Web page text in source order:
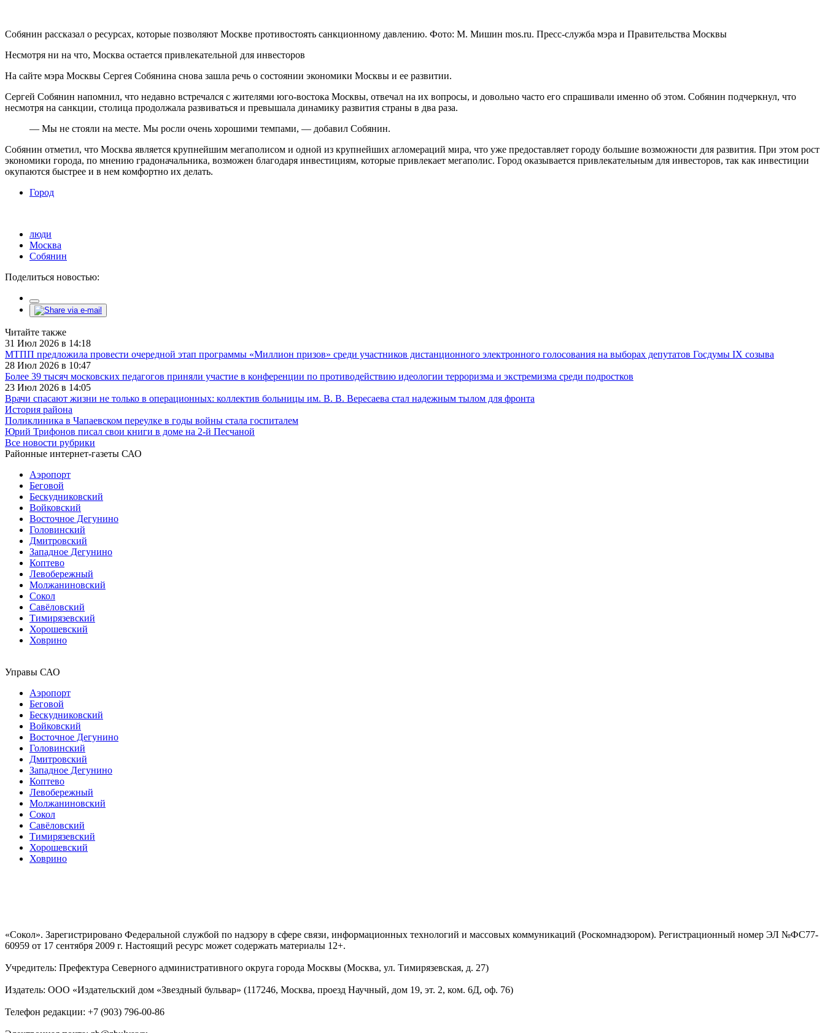
Собянин рассказал о ресурсах, которые позволяют Москве противостоять санкционному давлению. Фото: М. Мишин mos.ru. Пресс-служба мэра и Правительства Москвы
Несмотря ни на что, Москва остается привлекательной для инвесторов
На сайте мэра Москвы Сергея Собянина снова зашла речь о состоянии экономики Москвы и ее развитии.
Сергей Собянин напомнил, что недавно встречался с жителями юго-востока Москвы, отвечал на их вопросы, и довольно часто его спрашивали именно об этом. Собянин подчеркнул, что
несмотря на санкции, столица продолжала развиваться и превышала динамику развития страны в два раза.
— Мы не стояли на месте. Мы росли очень хорошими темпами, — добавил Собянин.
Собянин отметил, что Москва является крупнейшим мегаполисом и одной из крупнейших агломераций мира, что уже предоставляет городу большие возможности для развития. При этом рост
экономики города, по мнению градоначальника, возможен благодаря инвестициям, которые привлекает мегаполис. Город оказывается привлекательным для инвесторов, так как инвестиции
окупаются быстрее и в нем комфортно их делать.
Город
люди
Москва
Собянин
Поделиться новостью:
Читайте также
31 Июл 2026 в 14:18
МТПП предложила провести очередной этап программы «Миллион призов» среди участников дистанционного электронного голосования на выборах депутатов Госдумы IX созыва
28 Июл 2026 в 10:47
Более 39 тысяч московских педагогов приняли участие в конференции по противодействию идеологии терроризма и экстремизма среди подростков
23 Июл 2026 в 14:05
Врачи спасают жизни не только в операционных: коллектив больницы им. В. В. Вересаева стал надежным тылом для фронта
История района
Поликлиника в Чапаевском переулке в годы войны стала госпиталем
Юрий Трифонов писал свои книги в доме на 2-й Песчаной
Все новости рубрики
Районные интернет-газеты САО
Аэропорт
Беговой
Бескудниковский
Войковский
Восточное Дегунино
Головинский
Дмитровский
Западное Дегунино
Коптево
Левобережный
Молжаниновский
Сокол
Савёловский
Тимирязевский
Хорошевский
Ховрино
Управы САО
Аэропорт
Беговой
Бескудниковский
Войковский
Восточное Дегунино
Головинский
Дмитровский
Западное Дегунино
Коптево
Левобережный
Молжаниновский
Сокол
Савёловский
Тимирязевский
Хорошевский
Ховрино
«Сокол». Зарегистрировано Федеральной службой по надзору в сфере связи, информационных технологий и массовых коммуникаций (Роскомнадзором). Регистрационный номер ЭЛ №ФС77-
60959 от 17 сентября 2009 г. Настоящий ресурс может содержать материалы 12+.
Учредитель: Префектура Северного административного округа города Москвы (Москва, ул. Тимирязевская, д. 27)
Издатель: ООО «Издательский дом «Звездный бульвар» (117246, Москва, проезд Научный, дом 19, эт. 2, ком. 6Д, оф. 76)
Телефон редакции: +7 (903) 796-00-86